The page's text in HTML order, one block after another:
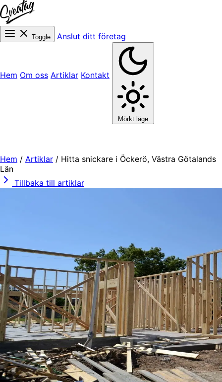
Toggle Anslut ditt företag
Hem Om oss Artiklar Kontakt
Mörkt läge
Hem / Artiklar / Hitta snickare i Öckerö, Västra Götalands
Län
Tillbaka till artiklar